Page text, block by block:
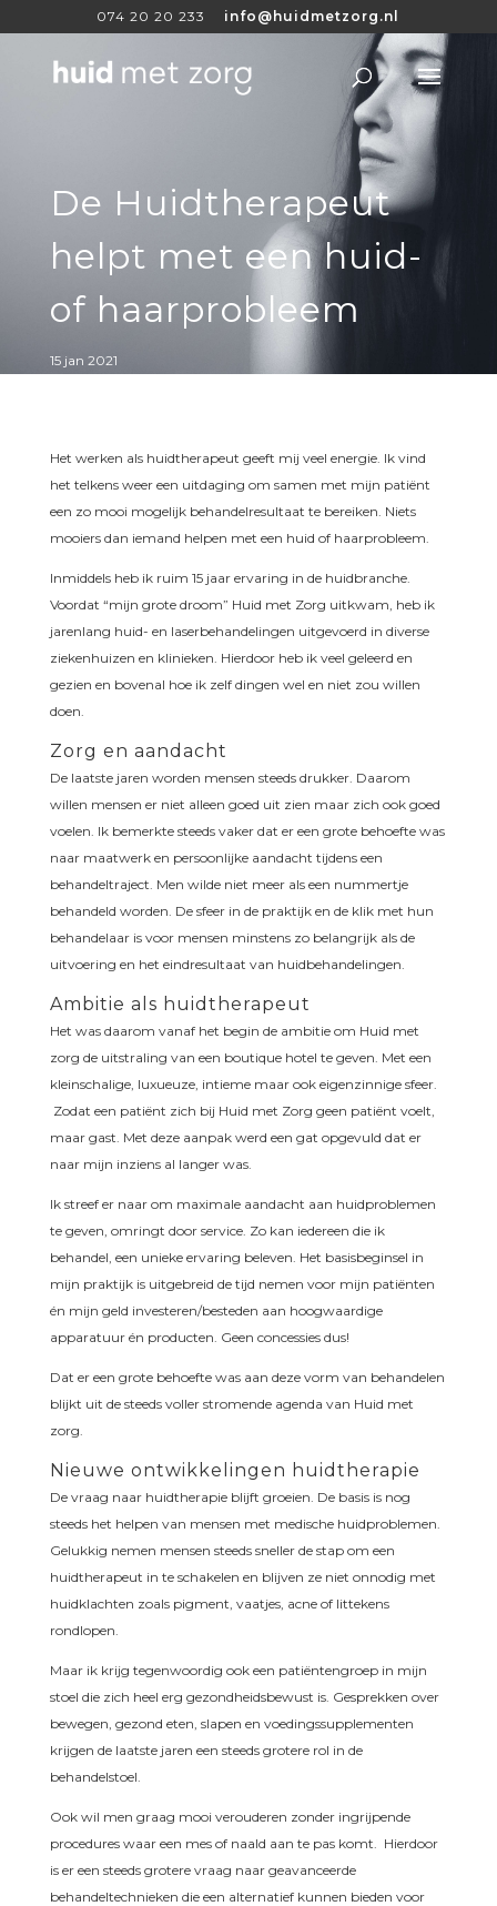
074 20 20 233 info@huidmetzorg.nl
De Huidtherapeut
helpt met een huid-
of haarprobleem
15 jan 2021
Het werken als huidtherapeut geeft mij veel energie. Ik vind
het telkens weer een uitdaging om samen met mijn patiënt
een zo mooi mogelijk behandelresultaat te bereiken. Niets
mooiers dan iemand helpen met een huid of haarprobleem.
Inmiddels heb ik ruim 15 jaar ervaring in de huidbranche.
Voordat “mijn grote droom” Huid met Zorg uitkwam, heb ik
jarenlang huid- en laserbehandelingen uitgevoerd in diverse
ziekenhuizen en klinieken. Hierdoor heb ik veel geleerd en
gezien en bovenal hoe ik zelf dingen wel en niet zou willen
doen.
Zorg en aandacht
De laatste jaren worden mensen steeds drukker. Daarom
willen mensen er niet alleen goed uit zien maar zich ook goed
voelen. Ik bemerkte steeds vaker dat er een grote behoefte was
naar maatwerk en persoonlijke aandacht tijdens een
behandeltraject. Men wilde niet meer als een nummertje
behandeld worden. De sfeer in de praktijk en de klik met hun
behandelaar is voor mensen minstens zo belangrijk als de
uitvoering en het eindresultaat van huidbehandelingen.
Ambitie als huidtherapeut
Het was daarom vanaf het begin de ambitie om Huid met
zorg de uitstraling van een boutique hotel te geven. Met een
kleinschalige, luxueuze, intieme maar ook eigenzinnige sfeer.
Zodat een patiënt zich bij Huid met Zorg geen patiënt voelt,
maar gast. Met deze aanpak werd een gat opgevuld dat er
naar mijn inziens al langer was.
Ik streef er naar om maximale aandacht aan huidproblemen
te geven, omringt door service. Zo kan iedereen die ik
behandel, een unieke ervaring beleven. Het basisbeginsel in
mijn praktijk is uitgebreid de tijd nemen voor mijn patiënten
én mijn geld investeren/besteden aan hoogwaardige
apparatuur én producten. Geen concessies dus!
Dat er een grote behoefte was aan deze vorm van behandelen
blijkt uit de steeds voller stromende agenda van Huid met
zorg.
Nieuwe ontwikkelingen huidtherapie
De vraag naar huidtherapie blijft groeien. De basis is nog
steeds het helpen van mensen met medische huidproblemen.
Gelukkig nemen mensen steeds sneller de stap om een
huidtherapeut in te schakelen en blijven ze niet onnodig met
huidklachten zoals pigment, vaatjes, acne of littekens
rondlopen.
Maar ik krijg tegenwoordig ook een patiëntengroep in mijn
stoel die zich heel erg gezondheidsbewust is. Gesprekken over
bewegen, gezond eten, slapen en voedingssupplementen
krijgen de laatste jaren een steeds grotere rol in de
behandelstoel.
Ook wil men graag mooi verouderen zonder ingrijpende
procedures waar een mes of naald aan te pas komt. Hierdoor
is er een steeds grotere vraag naar geavanceerde
behandeltechnieken die een alternatief kunnen bieden voor